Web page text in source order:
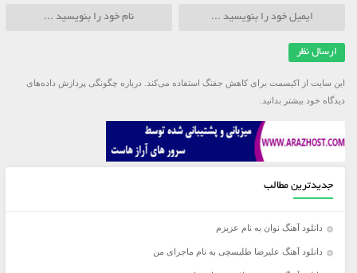
این سایت از اکیسمت برای کاهش جفنگ استفاده می‌کند. درباره چگونگی پردازش داده‌های
دیدگاه خود بیشتر بدانید.
جدیدترین مطالب
دانلود آهنگ نوان به نام عزیزم
دانلود آهنگ علیرضا طلیسچی به نام ماجرای من